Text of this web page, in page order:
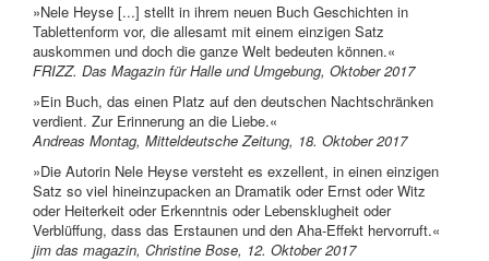
»Nele Heyse [...] stellt in ihrem neuen Buch Geschichten in
Tablettenform vor, die allesamt mit einem einzigen Satz
auskommen und doch die ganze Welt bedeuten können.«
FRIZZ. Das Magazin für Halle und Umgebung, Oktober 2017
»Ein Buch, das einen Platz auf den deutschen Nachtschränken
verdient. Zur Erinnerung an die Liebe.«
Andreas Montag, Mitteldeutsche Zeitung, 18. Oktober 2017
»Die Autorin Nele Heyse versteht es exzellent, in einen einzigen
Satz so viel hineinzupacken an Dramatik oder Ernst oder Witz
oder Heiterkeit oder Erkenntnis oder Lebensklugheit oder
Verblüffung, dass das Erstaunen und den Aha-Effekt hervorruft.«
jim das magazin, Christine Bose, 12. Oktober 2017